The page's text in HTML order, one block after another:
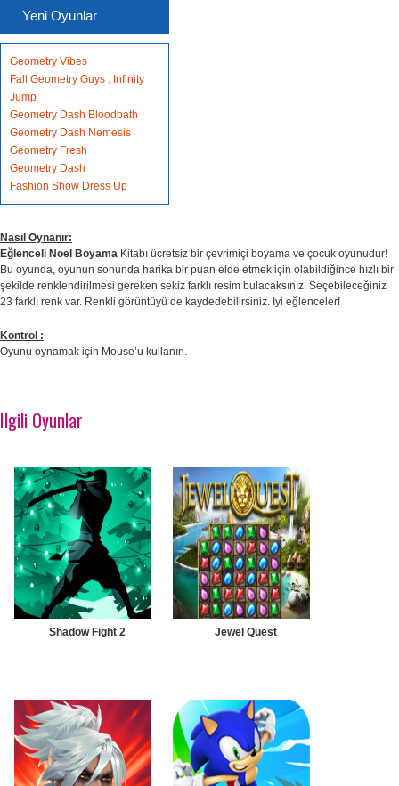
Yeni Oyunlar
Geometry Vibes
Fall Geometry Guys : Infinity
Jump
Geometry Dash Bloodbath
Geometry Dash Nemesis
Geometry Fresh
Geometry Dash
Fashion Show Dress Up
Nasıl Oynanır:
Eğlenceli Noel Boyama Kitabı ücretsiz bir çevrimiçi boyama ve çocuk oyunudur!
Bu oyunda, oyunun sonunda harika bir puan elde etmek için olabildiğince hızlı bir
şekilde renklendirilmesi gereken sekiz farklı resim bulacaksınız. Seçebileceğiniz
23 farklı renk var. Renkli görüntüyü de kaydedebilirsiniz. İyi eğlenceler!
Kontrol :
Oyunu oynamak için Mouse’u kullanın.
Ilgili Oyunlar
Shadow Fight 2 Jewel Quest